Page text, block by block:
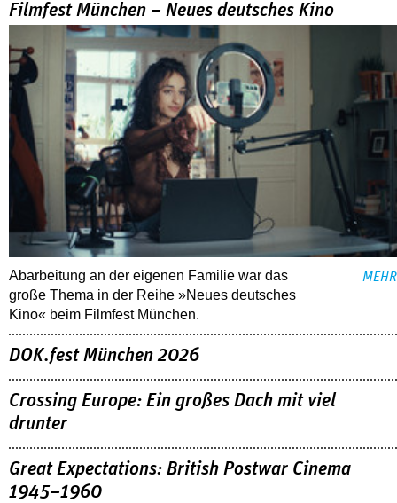
Filmfest München – Neues deutsches Kino
Abarbeitung an der eigenen Familie war das
große Thema in der Reihe »Neues deutsches
Kino« beim Filmfest München.
MEHR
DOK.fest München 2026
Crossing Europe: Ein großes Dach mit viel
drunter
Great Expectations: British Postwar Cinema
1945–1960